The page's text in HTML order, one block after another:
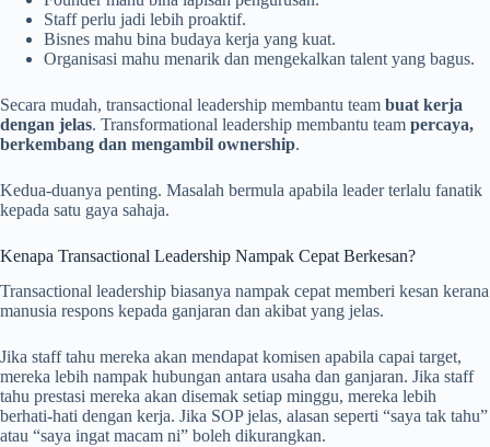
Staff perlu jadi lebih proaktif.
Bisnes mahu bina budaya kerja yang kuat.
Organisasi mahu menarik dan mengekalkan talent yang bagus.
Secara mudah, transactional leadership membantu team buat kerja
dengan jelas. Transformational leadership membantu team percaya,
berkembang dan mengambil ownership.
Kedua-duanya penting. Masalah bermula apabila leader terlalu fanatik
kepada satu gaya sahaja.
Kenapa Transactional Leadership Nampak Cepat Berkesan?
Transactional leadership biasanya nampak cepat memberi kesan kerana
manusia respons kepada ganjaran dan akibat yang jelas.
Jika staff tahu mereka akan mendapat komisen apabila capai target,
mereka lebih nampak hubungan antara usaha dan ganjaran. Jika staff
tahu prestasi mereka akan disemak setiap minggu, mereka lebih
berhati-hati dengan kerja. Jika SOP jelas, alasan seperti “saya tak tahu”
atau “saya ingat macam ni” boleh dikurangkan.